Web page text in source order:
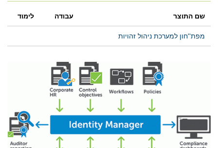
שם התוצר עבודה לימוד
מפת''חון למערכת ניהול זהויות